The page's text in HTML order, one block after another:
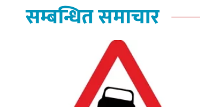
सम्बन्धित समाचार